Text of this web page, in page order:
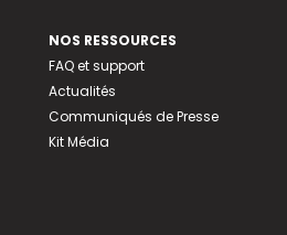
NOS RESSOURCES
FAQ et support
Actualités
Communiqués de Presse
Kit Média